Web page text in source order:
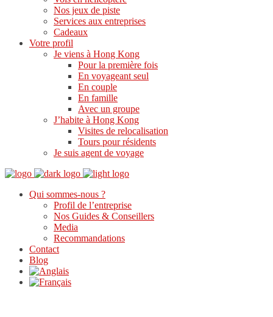
Nos jeux de piste
Services aux entreprises
Cadeaux
Votre profil
Je viens à Hong Kong
Pour la première fois
En voyageant seul
En couple
En famille
Avec un groupe
J’habite à Hong Kong
Visites de relocalisation
Tours pour résidents
Je suis agent de voyage
Qui sommes-nous ?
Profil de l’entreprise
Nos Guides & Conseillers
Media
Recommandations
Contact
Blog